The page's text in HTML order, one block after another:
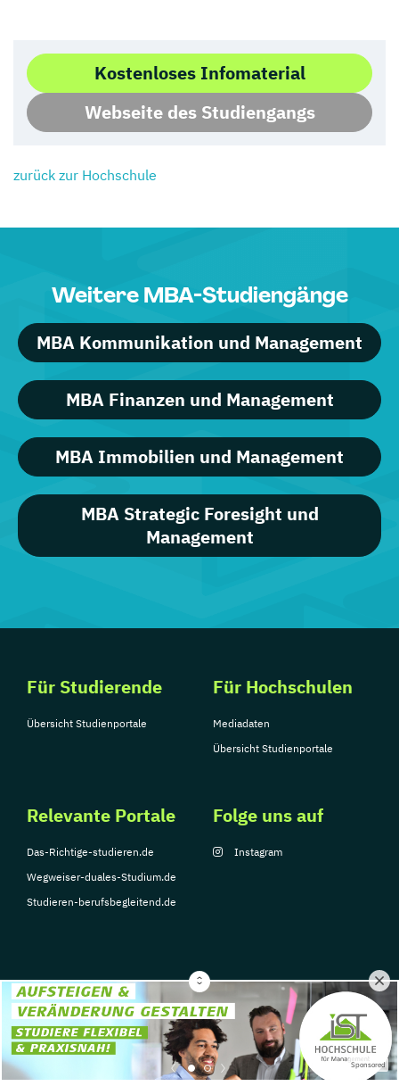
Sponsored
Kostenloses Infomaterial
Webseite des Studiengangs
zurück zur Hochschule
Weitere MBA-Studiengänge
MBA Kommunikation und Management
MBA Finanzen und Management
MBA Immobilien und Management
MBA Strategic Foresight und
Management
Für Studierende
Übersicht Studienportale
Für Hochschulen
Mediadaten
Übersicht Studienportale
Relevante Portale
Das-Richtige-studieren.de
Wegweiser-duales-Studium.de
Studieren-berufsbegleitend.de
Folge uns auf
Instagram
© Copyright 2026, TarGroup Media GmbH
Impressum
Datenschutzerklärung Nutzungsbedingungen